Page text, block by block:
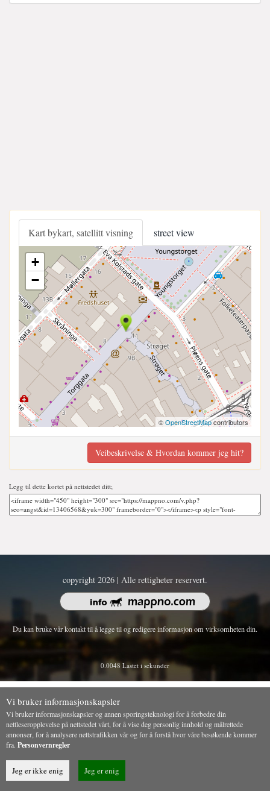
Kart bykart, satellitt visning street view
+
−
©OpenStreetMapcontributors
Veibeskrivelse & Hvordan kommer jeg hit?
Legg til dette kortet på nettstedet ditt;
copyright 2026 | Alle rettigheter reservert.
Du kan bruke vår kontakt til å legge til og redigere informasjon om virksomheten din.
0.0048 Lastet i sekunder
Vi bruker informasjonskapsler
Vi bruker informasjonskapsler og annen sporingsteknologi for å forbedre din
nettleseropplevelse på nettstedet vårt, for å vise deg personlig innhold og målrettede
annonser, for å analysere nettstrafikken vår og for å forstå hvor våre besøkende kommer
fra. Personvernregler
Jeg er ikke enig Jeg er enig